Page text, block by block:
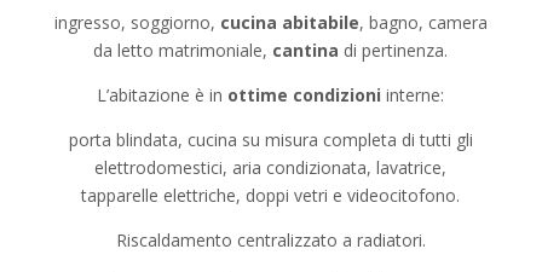
ingresso, soggiorno, cucina abitabile, bagno, camera
da letto matrimoniale, cantina di pertinenza.
L’abitazione è in ottime condizioni interne:
porta blindata, cucina su misura completa di tutti gli
elettrodomestici, aria condizionata, lavatrice,
tapparelle elettriche, doppi vetri e videocitofono.
Riscaldamento centralizzato a radiatori.